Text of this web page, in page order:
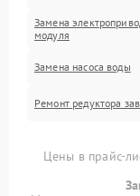
Замена
модуля
Замена насоса воды
Ремонт редуктора
Цены в прайс-